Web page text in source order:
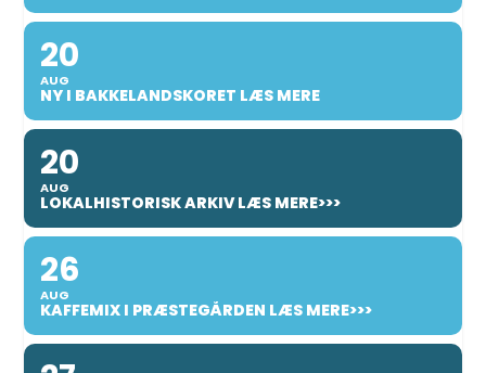
20
AUG
NY I BAKKELANDSKORET LÆS MERE
20
AUG
LOKALHISTORISK ARKIV LÆS MERE>>>
26
AUG
KAFFEMIX I PRÆSTEGÅRDEN LÆS MERE>>>